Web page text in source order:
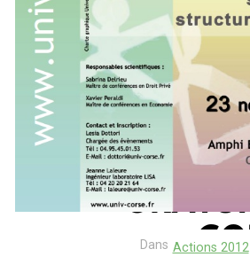
Dans Actions 2012